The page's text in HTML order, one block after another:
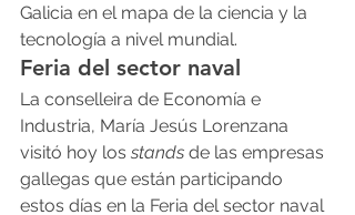
Galicia en el mapa de la ciencia y la
tecnología a nivel mundial.
Feria del sector naval
La conselleira de Economía e
Industria, María Jesús Lorenzana
visitó hoy los stands de las empresas
gallegas que están participando
estos días en la Feria del sector naval